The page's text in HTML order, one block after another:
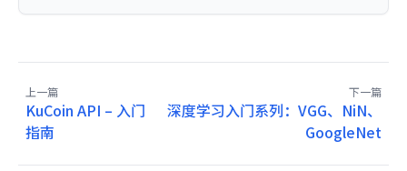
上一篇
KuCoin API – 入门
指南
下一篇
深度学习入门系列：VGG、NiN、
GoogleNet